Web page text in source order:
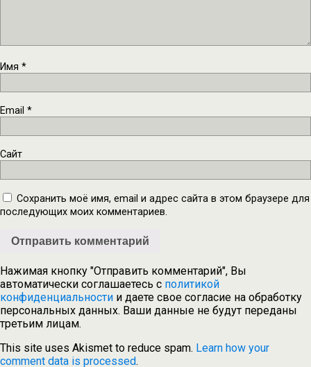
Имя *
Email *
Сайт
Сохранить моё имя, email и адрес сайта в этом браузере для
последующих моих комментариев.
Нажимая кнопку "Отправить комментарий", Вы
автоматически соглашаетесь с политикой
конфиденциальности и даете свое согласие на обработку
персональных данных. Ваши данные не будут переданы
третьим лицам.
This site uses Akismet to reduce spam. Learn how your
comment data is processed.